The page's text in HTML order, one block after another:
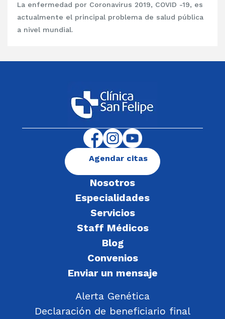
La enfermedad por Coronavirus 2019, COVID -19, es
actualmente el principal problema de salud pública
a nivel mundial.
Nosotros
Especialidades
Servicios
Staff Médicos
Blog
Convenios
Enviar un mensaje
Alerta Genética
Declaración de beneficiario final
Agendar citas